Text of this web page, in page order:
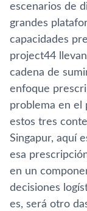
escenarios de
grandes
capacidades
project44
cadena de
enfoque
problema en el
estos tres
Singapur, aquí
esa
en un
decisiones
es, será otro